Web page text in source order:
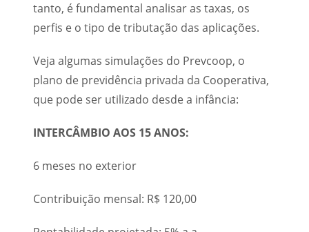
tanto, é fundamental analisar as taxas, os
perfis e o tipo de tributação das aplicações.
Veja algumas simulações do Prevcoop, o
plano de previdência privada da Cooperativa,
que pode ser utilizado desde a infância:
INTERCÂMBIO AOS 15 ANOS:
6 meses no exterior
Contribuição mensal: R$ 120,00